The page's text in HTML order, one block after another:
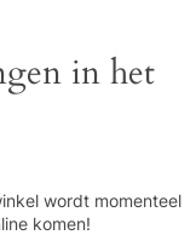
in het
wordt momenteel
komen!